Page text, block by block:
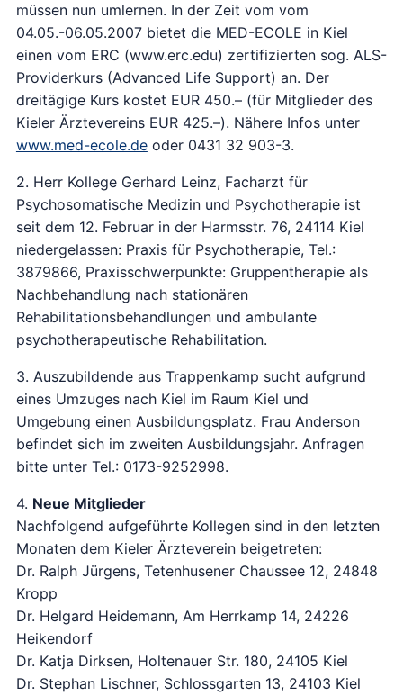
müssen nun umlernen. In der Zeit vom vom
04.05.-06.05.2007 bietet die MED-ECOLE in Kiel
einen vom ERC (www.erc.edu) zertifizierten sog. ALS-
Providerkurs (Advanced Life Support) an. Der
dreitägige Kurs kostet EUR 450.– (für Mitglieder des
Kieler Ärztevereins EUR 425.–). Nähere Infos unter
www.med-ecole.deoder 0431 32 903-3.
2. Herr Kollege Gerhard Leinz, Facharzt für
Psychosomatische Medizin und Psychotherapie ist
seit dem 12. Februar in der Harmsstr. 76, 24114 Kiel
niedergelassen: Praxis für Psychotherapie, Tel.:
3879866, Praxisschwerpunkte: Gruppentherapie als
Nachbehandlung nach stationären
Rehabilitationsbehandlungen und ambulante
psychotherapeutische Rehabilitation.
3. Auszubildende aus Trappenkamp sucht aufgrund
eines Umzuges nach Kiel im Raum Kiel und
Umgebung einen Ausbildungsplatz. Frau Anderson
befindet sich im zweiten Ausbildungsjahr. Anfragen
bitte unter Tel.: 0173-9252998.
4. Neue Mitglieder
Nachfolgend aufgeführte Kollegen sind in den letzten
Monaten dem Kieler Ärzteverein beigetreten:
Dr. Ralph Jürgens, Tetenhusener Chaussee 12, 24848
Kropp
Dr. Helgard Heidemann, Am Herrkamp 14, 24226
Heikendorf
Dr. Katja Dirksen, Holtenauer Str. 180, 24105 Kiel
Dr. Stephan Lischner, Schlossgarten 13, 24103 Kiel